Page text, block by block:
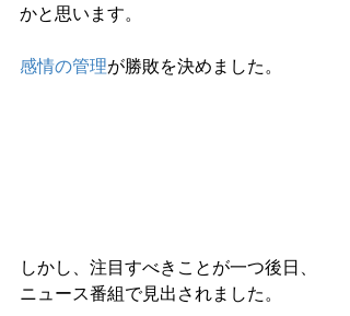
かと思います。
感情の管理が勝敗を決めました。
しかし、注目すべきことが一つ後日、
ニュース番組で見出されました。